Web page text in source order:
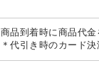
商品到着時に商品代
＊代引き時のカード